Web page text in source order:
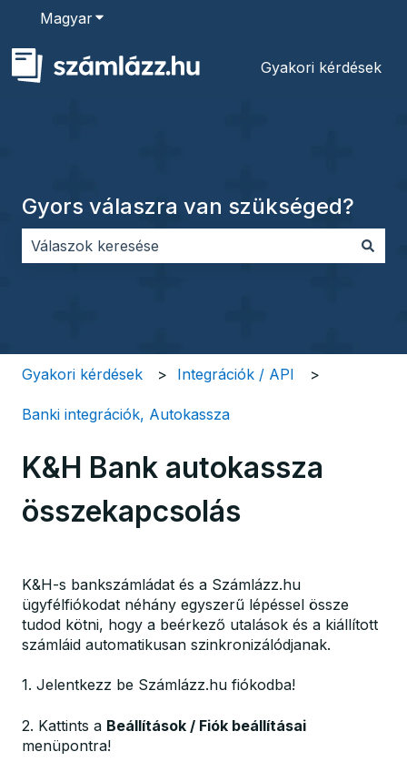
MagyarAlmenü megjelenítése fordításokhoz
Gyakori kérdések
Gyors válaszra van szükséged?
Gyakori kérdések Integrációk / API
Banki integrációk, Autokassza
K&H Bank autokassza
összekapcsolás
K&H-s bankszámládat és a Számlázz.hu
ügyfélfiókodat néhány egyszerű lépéssel össze
tudod kötni, hogy a beérkező utalások és a kiállított
számláid automatikusan szinkronizálódjanak.
1. Jelentkezz be Számlázz.hu fiókodba!
2. Kattints a Beállítások / Fiók beállításai
menüpontra!